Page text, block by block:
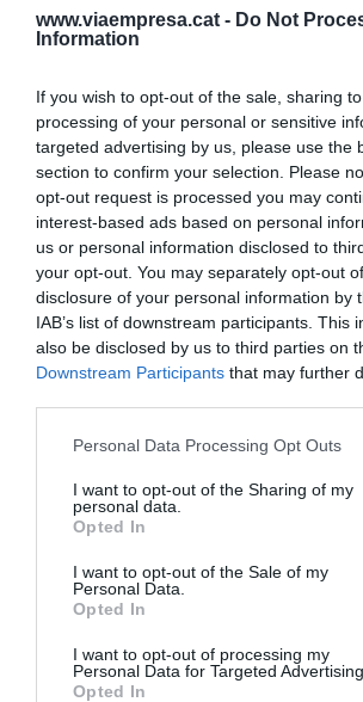
www.viaempresa.cat - Do Not
Information
If you wish to opt-out of the sale, sharing
processing of your personal or sensitive
targeted advertising by us, please use the
section to confirm your selection. Please
opt-out request is processed you may
interest-based ads based on personal
us or personal information disclosed to
your opt-out. You may separately opt-out
disclosure of your personal information by
IAB’s list of downstream participants. This
also be disclosed by us to third parties on
Downstream Participants that may further
Personal Data Processing Opt Outs
I want to opt-out of the Sharing of my
personal data.
Opted In
I want to opt-out of the Sale of my
Personal Data.
Opted In
I want to opt-out of processing my
Personal Data for Targeted Advertising.
Opted In
prop de 72 milions i Múrcia amb
AfegirVIA Empresa com a
Google de forma gratuïta
Estigues informat amb les últimes
ACTIVAR ARA
RELACIONADES
Estimen 500 MEURSegona nit de